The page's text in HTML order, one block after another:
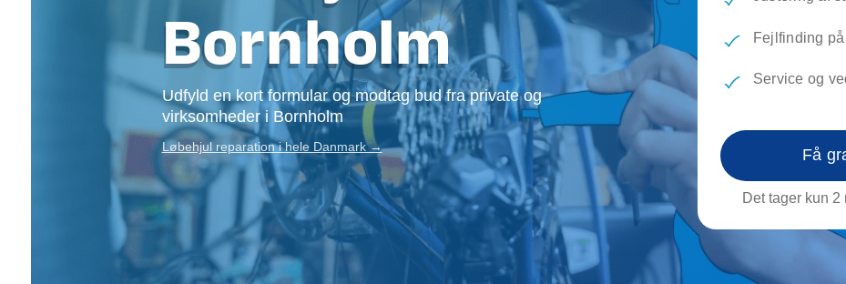
Opsætning af skillevæg
Rengøring
Tømrer
Træfældning
Transport af
Tunge løft
TV installation og opsætning
Underholdning
Vinduespudsning VVS
Se alle...
Bornholm
Udfyld en kort formular og modtag bud fra private og
virksomheder i Bornholm
Løbehjul reparation i hele Danmark →
Fejlfinding
Service og
Få
Det tager kun 2